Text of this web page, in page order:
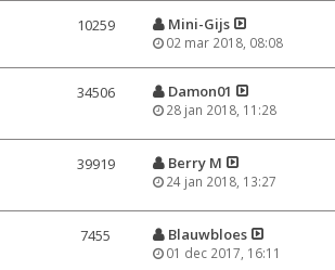
10259 Mini-Gijs
02 mar 2018, 08:08
34506 Damon01
28 jan 2018, 11:28
39919 Berry M
24 jan 2018, 13:27
7455 Blauwbloes
01 dec 2017, 16:11